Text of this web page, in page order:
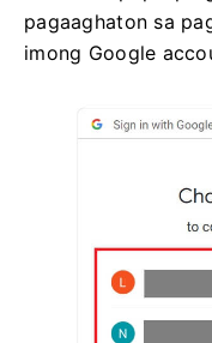
pagaaghaton sa
imong Google